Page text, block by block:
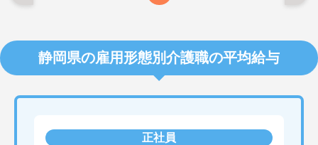
静岡県の雇用形態別介護職の平均給与
正社員